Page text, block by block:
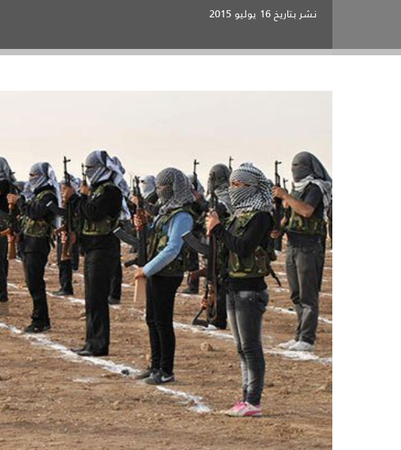
نشر بتاريخ16 يوليو 2015